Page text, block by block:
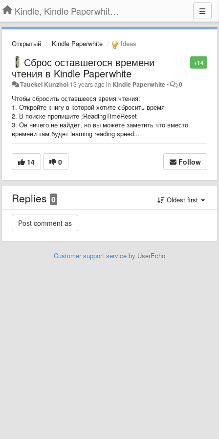
Kindle, Kindle Paperwhite, Kindle Voyage
Открытый Kindle Paperwhite Ideas
+14
Сброс оставшегося времени
чтения в Kindle Paperwhite
Tauekel Kunzhol 13 years agoin Kindle Paperwhite• 0
Чтобы сбросить оставшееся время чтения:
1. Откройте книгу в которой хотите сбросить время
2. В поиске пропишите ;ReadingTimeReset
3. Он ничего не найдет, но вы можете заметить что вместо
времени там будет learning reading speed...
14 0 Follow
Replies 0 Oldest first
Customer support service by UserEcho